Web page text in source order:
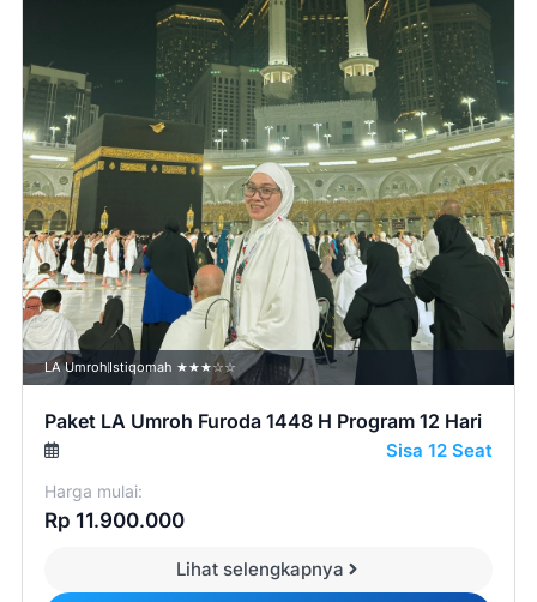
LA Umroh Istiqomah ★★★☆☆
Paket LA Umroh Furoda 1448 H Program 12 Hari
Sisa 12 Seat
Harga mulai:
Rp 11.900.000
Lihat selengkapnya